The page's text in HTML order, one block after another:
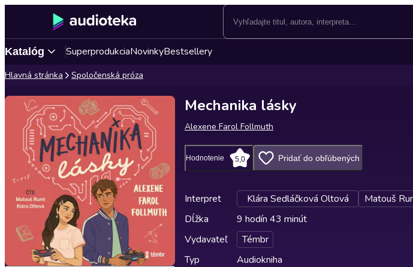
Katalóg SuperprodukciaNovinkyBestsellery
Hlavná stránka Spoločenská próza
Mechanika lásky
Alexene Farol Follmuth
Hodnotenie 5,0 Pridať do obľúbených
Interpret Klára Sedláčková Oltová
Matouš
Dĺžka
9 hodín 43 minút
Vydavateľ
Témbr
Typ
Audiokniha